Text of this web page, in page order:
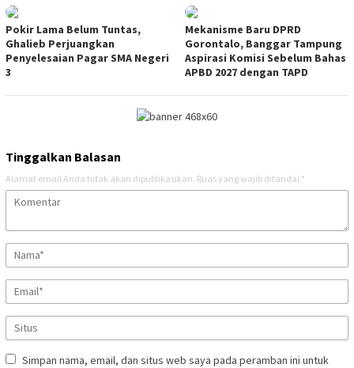
Pokir Lama Belum Tuntas,
Ghalieb Perjuangkan
Penyelesaian Pagar SMA Negeri
3
Mekanisme Baru DPRD
Gorontalo, Banggar Tampung
Aspirasi Komisi Sebelum Bahas
APBD 2027 dengan TAPD
Tinggalkan Balasan
Alamat email Anda tidak akan dipublikasikan. Ruas yang wajib ditandai *
Simpan nama, email, dan situs web saya pada peramban ini untuk